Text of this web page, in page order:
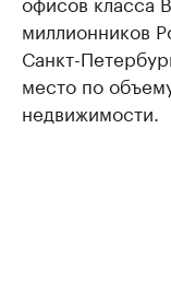
миллионников
Санкт-
место по
недвижимости.